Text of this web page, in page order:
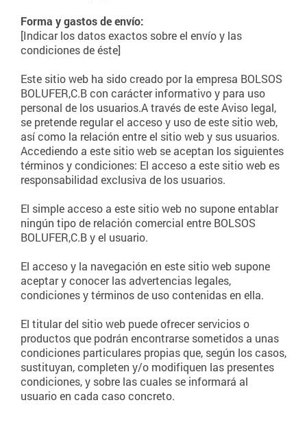
Forma y gastos de envío:
[Indicar los datos exactos sobre el envío y las
condiciones de éste]
Este sitio web ha sido creado por la empresa BOLSOS
BOLUFER,C.B con carácter informativo y para uso
personal de los usuarios.A través de este Aviso legal,
se pretende regular el acceso y uso de este sitio web,
así como la relación entre el sitio web y sus usuarios.
Accediendo a este sitio web se aceptan los siguientes
términos y condiciones: El acceso a este sitio web es
responsabilidad exclusiva de los usuarios.
El simple acceso a este sitio web no supone entablar
ningún tipo de relación comercial entre BOLSOS
BOLUFER,C.B y el usuario.
El acceso y la navegación en este sitio web supone
aceptar y conocer las advertencias legales,
condiciones y términos de uso contenidas en ella.
El titular del sitio web puede ofrecer servicios o
productos que podrán encontrarse sometidos a unas
condiciones particulares propias que, según los casos,
sustituyan, completen y/o modifiquen las presentes
condiciones, y sobre las cuales se informará al
usuario en cada caso concreto.